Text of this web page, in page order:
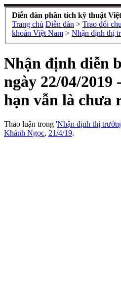
Diễn đàn phân tích kỹ thuật
Trang chủ Diễn đàn > Trao đổi
khoán Việt Nam > Nhận định thị
Nhận định diễn
ngày 22/04/2019
hạn vẫn là chưa
Thảo luận trong 'Nhận định thị
Khánh Ngọc, 21/4/19.